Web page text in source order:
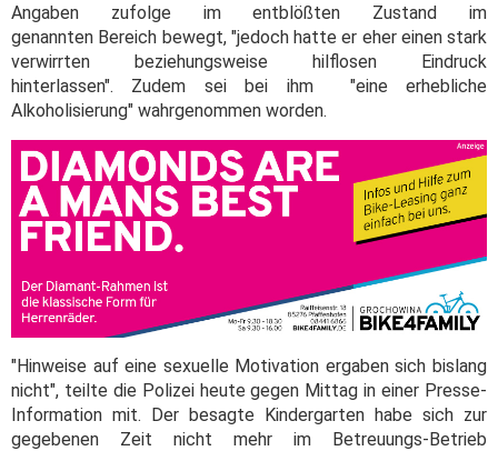
Angaben zufolge im entblößten Zustand im
genannten Bereich bewegt, "jedoch hatte er eher einen stark
verwirrten beziehungsweise hilflosen Eindruck
hinterlassen". Zudem sei bei ihm "eine erhebliche
Alkoholisierung" wahrgenommen worden.
"Hinweise auf eine sexuelle Motivation ergaben sich bislang
nicht", teilte die Polizei heute gegen Mittag in einer Presse-
Information mit. Der besagte Kindergarten habe sich zur
gegebenen Zeit nicht mehr im Betreuungs-Betrieb